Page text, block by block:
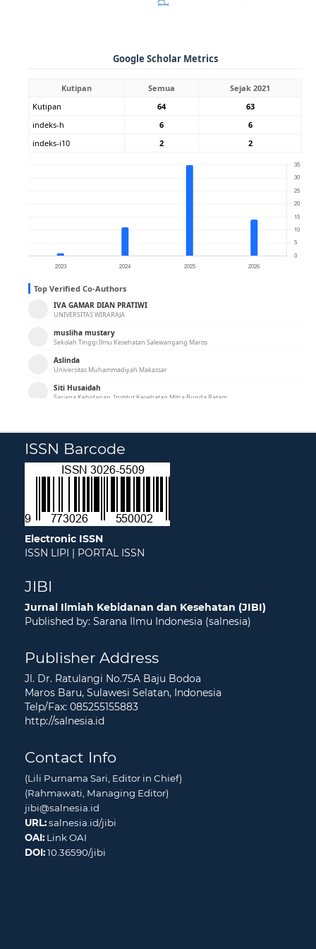
ISSN Barcode
Electronic ISSN
ISSN LIPI | PORTAL ISSN
JIBI
Jurnal Ilmiah Kebidanan dan Kesehatan (JIBI)
Published by: Sarana Ilmu Indonesia (salnesia)
Publisher Address
Jl. Dr. Ratulangi No.75A Baju Bodoa
Maros Baru, Sulawesi Selatan, Indonesia
Telp/Fax: 085255155883
http://salnesia.id
Contact Info
(Lili Purnama Sari, Editor in Chief)
(Rahmawati, Managing Editor)
jibi@salnesia.id
URL:salnesia.id/jibi
OAI: Link OAI
DOI:10.36590/jibi